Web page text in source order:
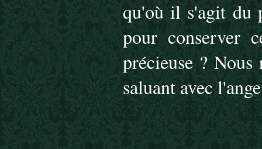
qu'où il s'agit du
pour conserver
précieuse ?
saluant avec